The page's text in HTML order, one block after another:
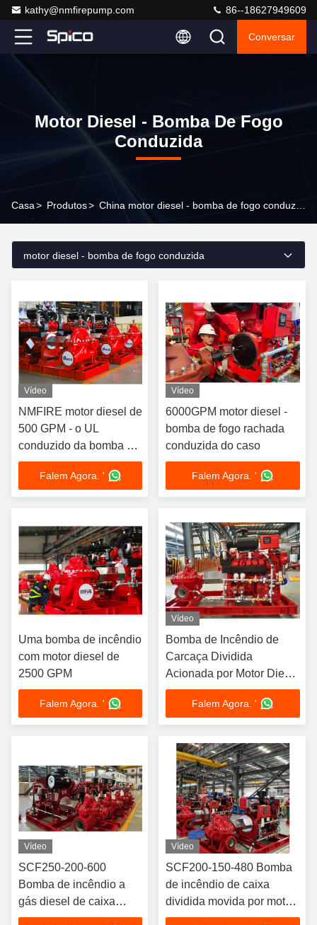
kathy@nmfirepump.com 86--18627949609
Conversar
Motor Diesel - Bomba De Fogo
Conduzida
Casa> Produtos>
motor diesel - bomba de fogo conduzida
Vídeo
NMFIRE motor diesel de
500 GPM - o UL
conduzido da bomba de
fogo alistou FM
aprovado
Falem Agora. '
Vídeo
6000GPM motor diesel -
bomba de fogo rachada
conduzida do caso
Falem Agora. '
Uma bomba de incêndio
com motor diesel de
2500 GPM
Falem Agora. '
Vídeo
Bomba de Incêndio de
Carcaça Dividida
Acionada por Motor Diesel
2500 GPM @ 10 Bar
UL/FM | NFPA20
Falem Agora. '
Vídeo
SCF250-200-600
Bomba de incêndio a
gás diesel de caixa
dividida 4500 GPM
Vídeo
SCF200-150-480 Bomba
de incêndio de caixa
dividida movida por motor
a diesel 8 × 6 "UL/FM